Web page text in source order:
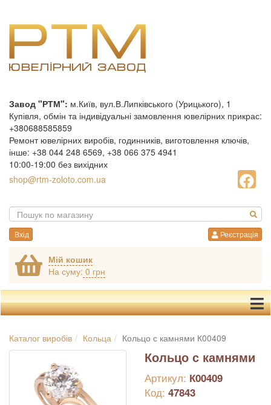
Завод "РТМ": м.Київ, вул.В.Липківського (Урицького), 1
Купівля, обмін та індивідуальні замовлення ювелірних прикрас:
+380688585859
Ремонт ювелірних виробів, годинників, виготовлення ключів,
інше: +38 044 248 6569, +38 066 375 4941
10:00-19:00 без вихідних
shop@rtm-zoloto.com.ua
Вхід Реєстрація
Мій кошик
На суму: 0 грн
Каталог виробів Кольца Кольцо с камнями К00409
Кольцо с камнями
Артикул: К00409
Код: 47843